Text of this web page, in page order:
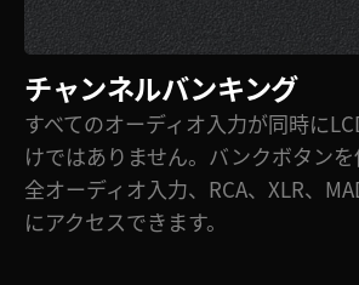
チャンネルバンキング
すべてのオーディオ入力が同時に
けではありません。バンクボタンを
全オーディオ入力、RCA、XLR、
にアクセスできます。